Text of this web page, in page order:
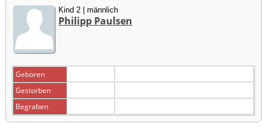
Kind 2 | männlich
Philipp Paulsen
Geboren
Gestorben
Begraben